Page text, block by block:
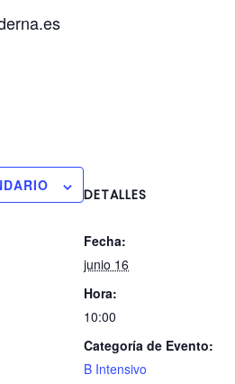
DETALLES
Fecha:
junio 16
Hora:
10:00
Categoría de Evento:
B Intensivo